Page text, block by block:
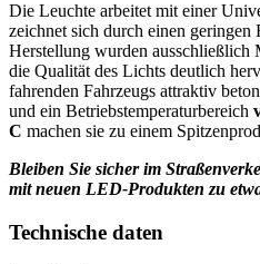
Die Leuchte arbeitet mit einer
zeichnet sich durch einen geringen
Herstellung wurden ausschließlich
die Qualität des Lichts deutlich
fahrenden Fahrzeugs attraktiv
und ein Betriebstemperaturbereich
C machen sie zu einem
Bleiben Sie sicher im
mit neuen LED-Produkten zu
Technische daten